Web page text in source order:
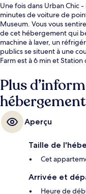
Une fois dans Urban Chic
minutes de voiture de
Museum. Vous vous
de cet hébergement qui
machine à laver, un
publics se situent à une
Farm est à 6 min et
Plus
hébergement
Aperçu
Taille de
Cet
Arrivée et
Heure de